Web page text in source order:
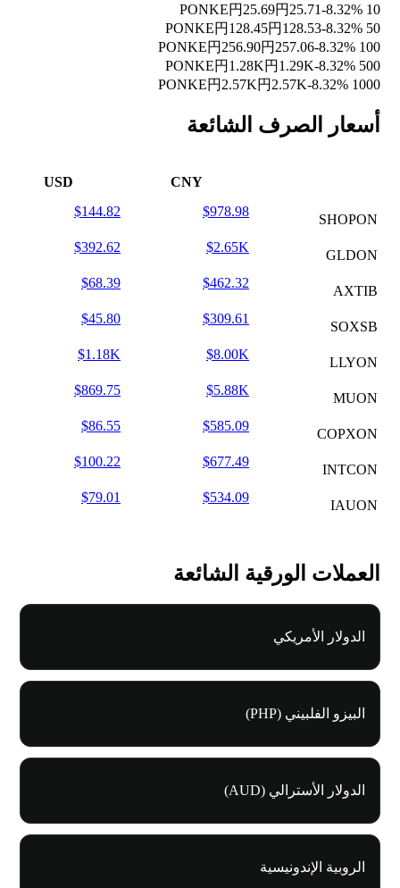
10 PONKE
円25.69円25.71-8.32%
50 PONKE
円128.45円128.53-8.32%
100 PONKE
円256.90円257.06-8.32%
500 PONKE
円1.28K円1.29K-8.32%
1000 PONKE
円2.57K円2.57K-8.32%
أسعار الصرف الشائعة
CNY
USD
SHOPON
$978.98
$144.82
GLDON
$2.65K
$392.62
AXTIB
$462.32
$68.39
SOXSB
$309.61
$45.80
LLYON
$8.00K
$1.18K
MUON
$5.88K
$869.75
COPXON
$585.09
$86.55
INTCON
$677.49
$100.22
IAUON
$534.09
$79.01
العملات الورقية الشائعة
الدولار الأمريكي
البيزو الفلبيني (PHP)
الدولار الأسترالي (AUD)
الروبية الإندونيسية